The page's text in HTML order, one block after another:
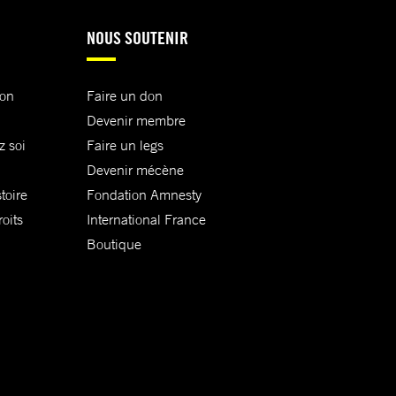
soi
NOUS SOUTENIR
Faire un don
Devenir membre
Faire un legs
Devenir mécène
Fondation Amnesty
International France
Boutique